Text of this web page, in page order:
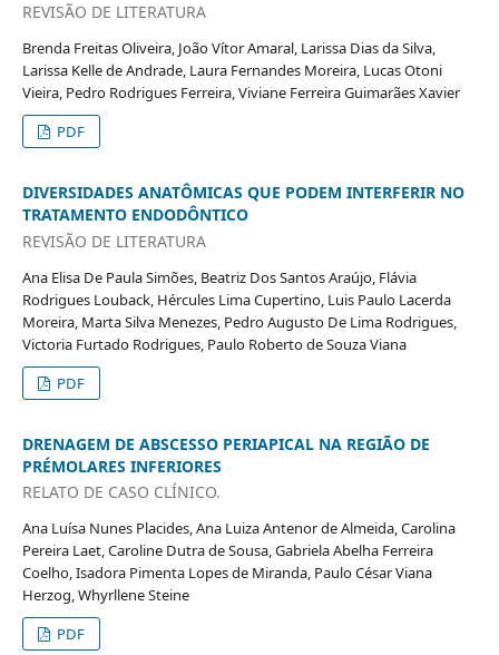
REVISÃO DE LITERATURA
Brenda Freitas Oliveira, João Vítor Amaral, Larissa Dias da Silva,
Larissa Kelle de Andrade, Laura Fernandes Moreira, Lucas Otoni
Vieira, Pedro Rodrigues Ferreira, Viviane Ferreira Guimarães Xavier
PDF
DIVERSIDADES ANATÔMICAS QUE PODEM INTERFERIR NO
TRATAMENTO ENDODÔNTICO
REVISÃO DE LITERATURA
Ana Elisa De Paula Simões, Beatriz Dos Santos Araújo, Flávia
Rodrigues Louback, Hércules Lima Cupertino, Luis Paulo Lacerda
Moreira, Marta Silva Menezes, Pedro Augusto De Lima Rodrigues,
Victoria Furtado Rodrigues, Paulo Roberto de Souza Viana
PDF
DRENAGEM DE ABSCESSO PERIAPICAL NA REGIÃO DE
PRÉMOLARES INFERIORES
RELATO DE CASO CLÍNICO.
Ana Luísa Nunes Placides, Ana Luiza Antenor de Almeida, Carolina
Pereira Laet, Caroline Dutra de Sousa, Gabriela Abelha Ferreira
Coelho, Isadora Pimenta Lopes de Miranda, Paulo César Viana
Herzog, Whyrllene Steine
PDF